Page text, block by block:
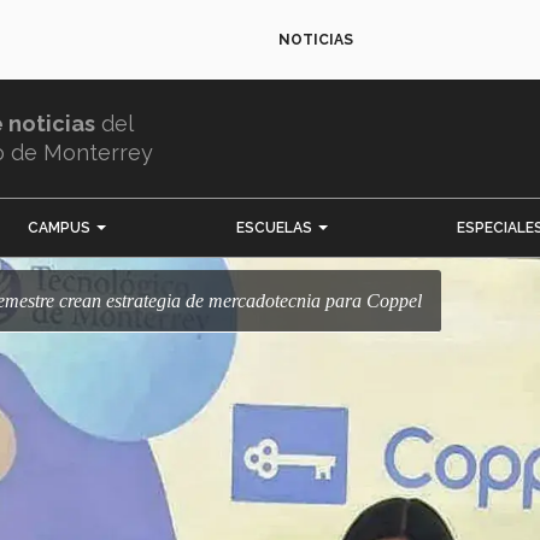
NOTICIAS
noticias del
de Monterrey
CAMPUS ESCUELAS
crean estrategia de mercadotecnia para Coppel